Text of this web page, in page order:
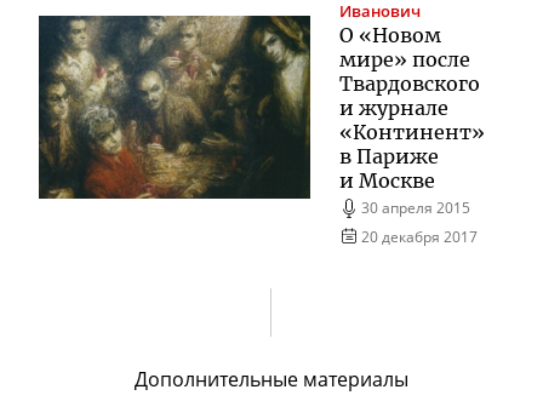
Иванович
О «Новом
мире» после
Твардовского
и журнале
«Континент»
в Париже
и Москве
30 апреля 2015
20 декабря 2017
Дополнительные материалы